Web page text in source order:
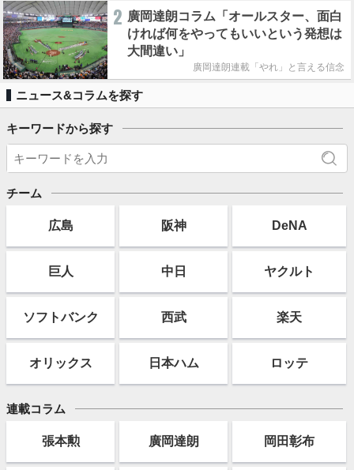
2 廣岡達朗コラム「オールスター、面白
ければ何をやってもいいという発想は
大間違い」
廣岡達朗連載「やれ」と言える信念
ニュース&コラムを探す
キーワードから探す
チーム
広島 阪神 DeNA
巨人 中日 ヤクルト
ソフト バンク 西武 楽天
オリックス 日本ハム ロッテ
連載コラム
張本勲 廣岡達朗 岡田彰布